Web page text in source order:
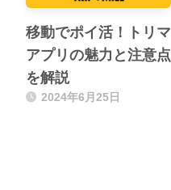
移動でポイ活！トリマ
アプリの魅力と注意点
を解説
2024年6月25日